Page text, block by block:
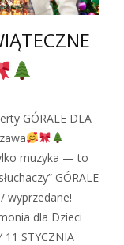
GÓRALE DLA
muzyka — to
GÓRALE
wyprzedane!
dla Dzieci
11 STYCZNIA